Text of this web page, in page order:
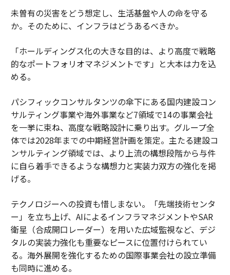
未曽有の災害をどう想定し、生活基盤や人の命を守る
か。そのために、インフラはどうあるべきか。
「ホールディングス化の大きな目的は、より高度で戦略
的なポートフォリオマネジメントです」と大本は力を込
める。
パシフィックコンサルタンツの傘下にある国内建設コン
サルティング事業や海外事業など7領域で14の事業会社
を一挙に束ね、高度な戦略設計に乗り出す。グループ全
体では2028年までの中期経営計画を策定。主たる建設コ
ンサルティング領域では、より上流の構想段階から与件
に自ら着手できるような構想力と実装力双方の強化を掲
げる。
テクノロジーへの投資も惜しまない。「先端技術センタ
ー」を立ち上げ、AIによるインフラマネジメントやSAR
衛星（合成開口レーダー）を用いた広域監視など、デジ
タルの実装力強化も重要なピースに位置付けられてい
る。海外展開を強化するための国際事業会社の設立準備
も同時に進める。